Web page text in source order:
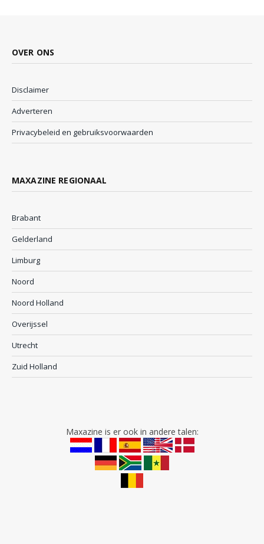
OVER ONS
Disclaimer
Adverteren
Privacybeleid en gebruiksvoorwaarden
MAXAZINE REGIONAAL
Brabant
Gelderland
Limburg
Noord
Noord Holland
Overijssel
Utrecht
Zuid Holland
Maxazine is er ook in andere talen: